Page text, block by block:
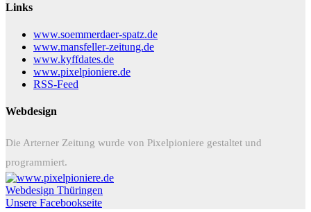
Links
www.soemmerdaer-spatz.de
www.mansfeller-zeitung.de
www.kyffdates.de
www.pixelpioniere.de
RSS-Feed
Webdesign
Die Arterner Zeitung wurde von Pixelpioniere gestaltet und
programmiert.
Webdesign Thüringen
Unsere Facebookseite